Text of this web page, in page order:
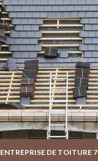
ENTREPRISE DE TOITURE